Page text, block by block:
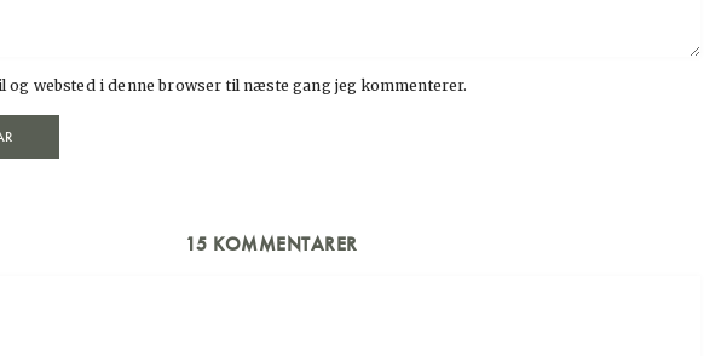
og websted i denne browser til næste gang jeg kommenterer.
15 KOMMENTARER